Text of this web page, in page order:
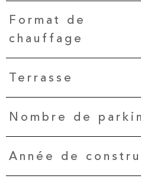
Format de
chauffage
Terrasse
Nombre de
Année de